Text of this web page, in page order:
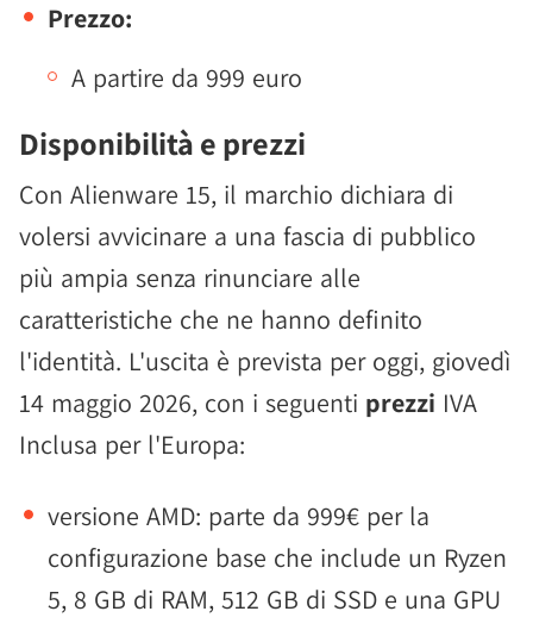
Prezzo:
A partire da 999 euro
Disponibilità e prezzi
Con Alienware 15, il marchio dichiara di
volersi avvicinare a una fascia di pubblico
più ampia senza rinunciare alle
caratteristiche che ne hanno definito
l'identità. L'uscita è prevista per oggi, giovedì
14 maggio 2026, con i seguenti prezzi IVA
Inclusa per l'Europa:
versione AMD: parte da 999€ per la
configurazione base che include un Ryzen
5, 8 GB di RAM, 512 GB di SSD e una GPU